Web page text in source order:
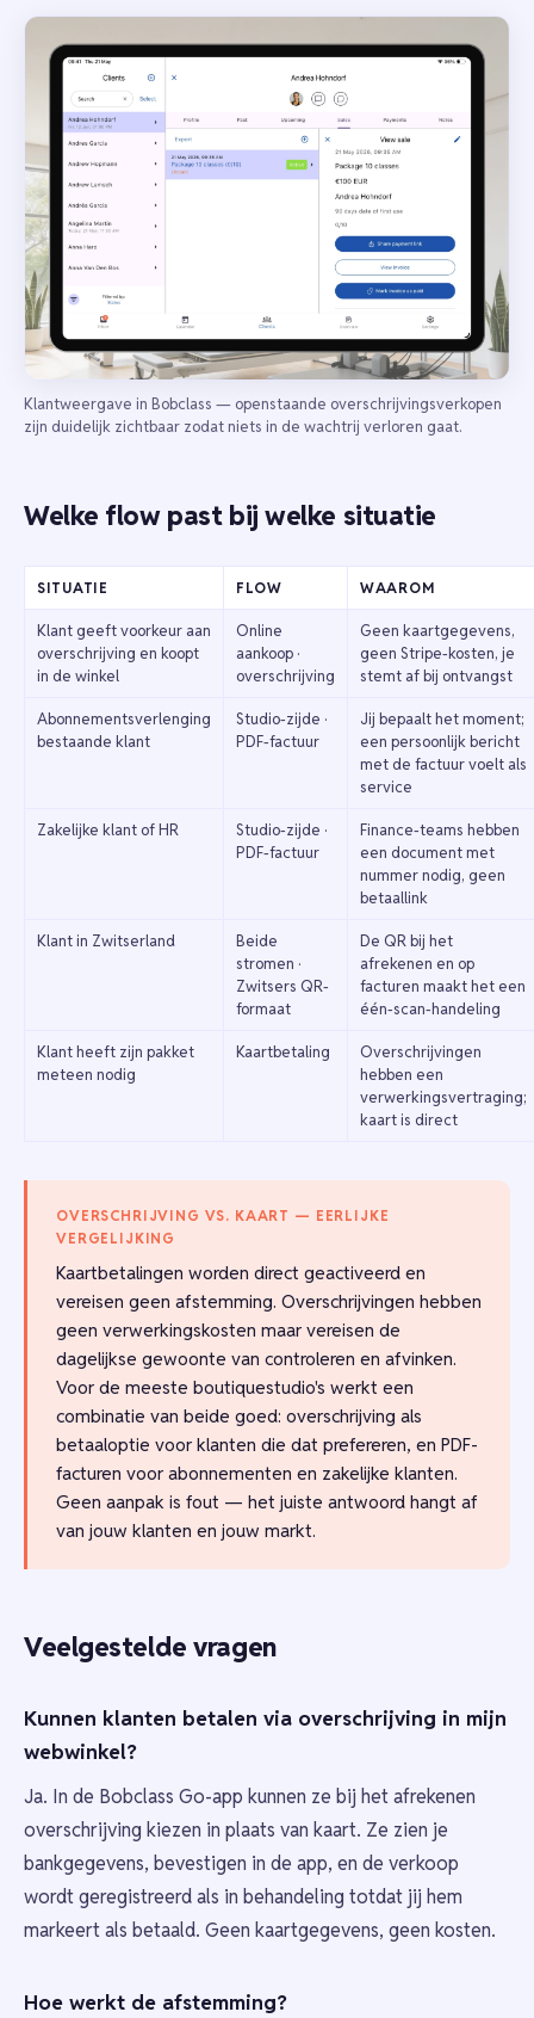
Klantweergave in Bobclass — openstaande overschrijvingsverkopen
zijn duidelijk zichtbaar zodat niets in de wachtrij verloren gaat.
Welke flow past bij welke situatie
SITUATIE FLOW WAAROM
Klant geeft voorkeur aan
overschrijving en koopt
in de winkel
Online
aankoop ·
overschrijving
Geen kaartgegevens,
geen Stripe-kosten, je
stemt af bij ontvangst
Abonnementsverlenging
bestaande klant
Studio-zijde ·
PDF-factuur
Jij bepaalt het moment;
een persoonlijk bericht
met de factuur voelt als
service
Zakelijke klant of HR
Studio-zijde ·
PDF-factuur
Finance-teams hebben
een document met
nummer nodig, geen
betaallink
Klant in Zwitserland
Beide
stromen ·
Zwitsers QR-
formaat
De QR bij het
afrekenen en op
facturen maakt het een
één-scan-handeling
Klant heeft zijn pakket
meteen nodig
Kaartbetaling
Overschrijvingen
hebben een
verwerkingsvertraging;
kaart is direct
OVERSCHRIJVING VS. KAART — EERLIJKE
VERGELIJKING
Kaartbetalingen worden direct geactiveerd en
vereisen geen afstemming. Overschrijvingen hebben
geen verwerkingskosten maar vereisen de
dagelijkse gewoonte van controleren en afvinken.
Voor de meeste boutiquestudio's werkt een
combinatie van beide goed: overschrijving als
betaaloptie voor klanten die dat prefereren, en PDF-
facturen voor abonnementen en zakelijke klanten.
Geen aanpak is fout — het juiste antwoord hangt af
van jouw klanten en jouw markt.
Veelgestelde vragen
Kunnen klanten betalen via overschrijving in mijn
webwinkel?
Ja. In de Bobclass Go-app kunnen ze bij het afrekenen
overschrijving kiezen in plaats van kaart. Ze zien je
bankgegevens, bevestigen in de app, en de verkoop
wordt geregistreerd als in behandeling totdat jij hem
markeert als betaald. Geen kaartgegevens, geen kosten.
Hoe werkt de afstemming?